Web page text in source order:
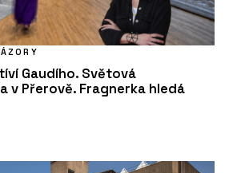
Gaudího. Světová
v Přerově. Fragnerka hledá